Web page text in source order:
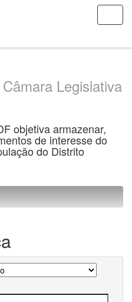
Legislativa
objetiva armazenar,
de interesse do
do Distrito